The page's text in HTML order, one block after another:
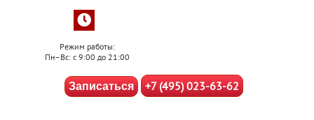
Режим работы:
Пн–Вс: с 9:00 до 21:00
Записаться +7 (495) 023-63-62